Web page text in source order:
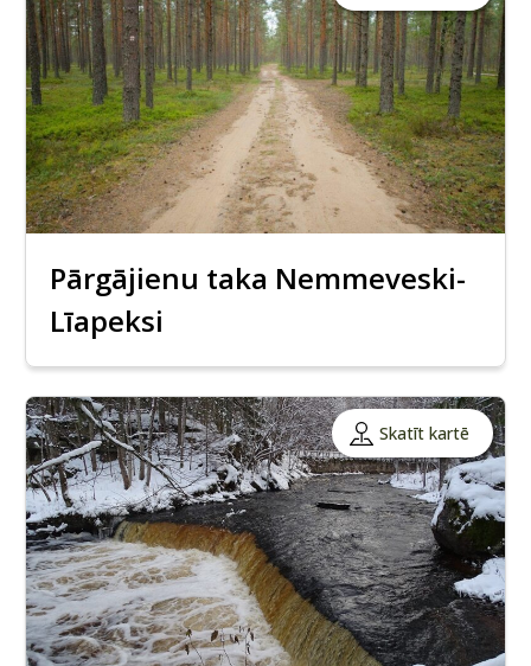
Pārgājienu taka Nemmeveski-
Līapeksi
Skatīt kartē